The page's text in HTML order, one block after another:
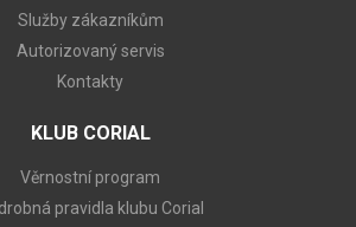
Služby zákazníkům
Autorizovaný servis
Kontakty
KLUB CORIAL
Věrnostní program
pravidla klubu Corial